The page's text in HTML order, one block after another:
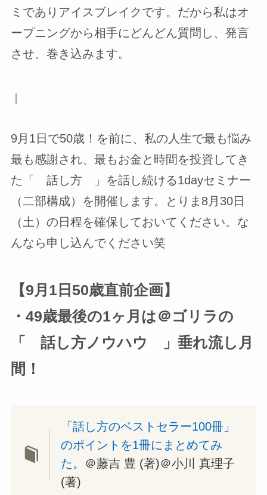
ミでありアイスブレイクです。だから私はオ
ープニングから相手にどんどん質問し、発言
させ、巻き込みます。
｜
9月1日で50歳！を前に、私の人生で最も悩み
最も感謝され、最もお金と時間を投資してき
た「 話し方 」を話し続ける1dayセミナー
（二部構成）を開催します。とりま8月30日
（土）の日程を確保しておいてください。な
んなら申し込んでください笑
【9月1日50歳直前企画】
・49歳最後の1ヶ月は＠ゴリラの
「 話し方ノウハウ 」垂れ流し月
間！
「話し方のベストセラー100冊」
のポイントを1冊にまとめてみ
た。
＠藤吉 豊 (著)＠小川 真理子
(著)